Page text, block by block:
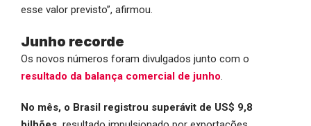
esse valor previsto”, afirmou.
Junho recorde
Os novos números foram divulgados junto com o
resultado da balança comercial de junho.
No mês, o Brasil registrou superávit de US$ 9,8